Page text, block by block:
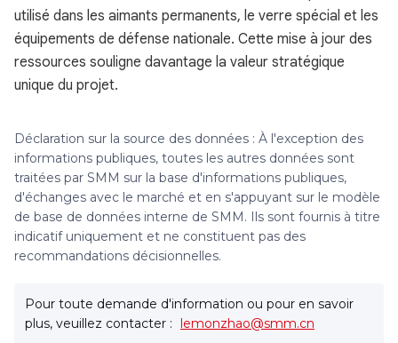
utilisé dans les aimants permanents, le verre spécial et les
équipements de défense nationale. Cette mise à jour des
ressources souligne davantage la valeur stratégique
unique du projet.
Déclaration sur la source des données : À l'exception des
informations publiques, toutes les autres données sont
traitées par SMM sur la base d'informations publiques,
d'échanges avec le marché et en s'appuyant sur le modèle
de base de données interne de SMM. Ils sont fournis à titre
indicatif uniquement et ne constituent pas des
recommandations décisionnelles.
Pour toute demande d'information ou pour en savoir
plus, veuillez contacter : lemonzhao@smm.cn